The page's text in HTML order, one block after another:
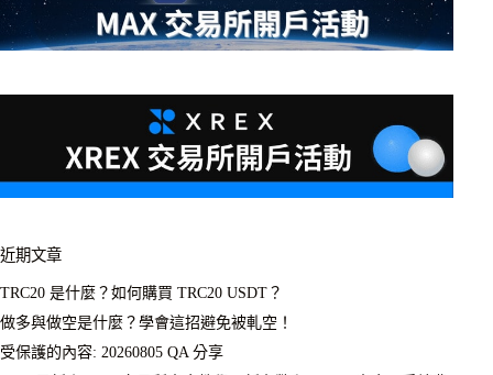
近期文章
TRC20 是什麼？如何購買 TRC20 USDT？
做多與做空是什麼？學會這招避免被軋空！
受保護的內容: 20260805 QA 分享